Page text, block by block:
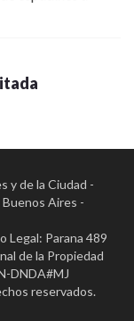
y de la Ciudad -
Aires -
Legal: Parana 489
de la Propiedad
DNDA#MJ
reservados.